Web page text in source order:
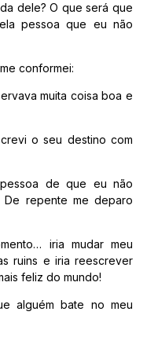
dele? O que será que
pessoa que eu não
conformei:
muita coisa boa e
o seu destino com
de que eu não
repente me deparo
iria mudar meu
ruins e iria reescrever
feliz do mundo!
alguém bate no meu